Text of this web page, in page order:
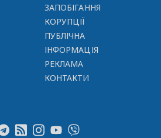
ЗАПОБІГАННЯ
КОРУПЦІЇ
ПУБЛІЧНА
ІНФОРМАЦІЯ
РЕКЛАМА
КОНТАКТИ